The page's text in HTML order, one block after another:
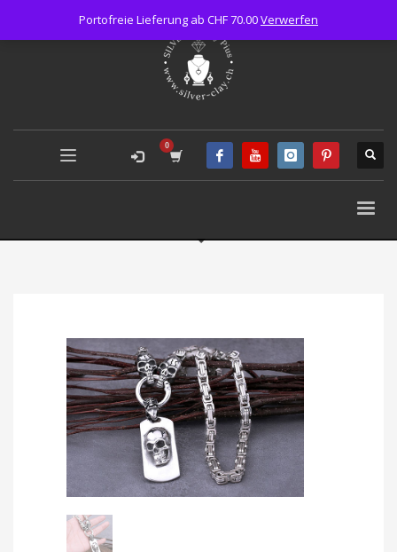
Portofreie Lieferung ab CHF 70.00Verwerfen